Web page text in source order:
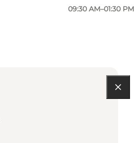
09:30 AM–01:30 PM